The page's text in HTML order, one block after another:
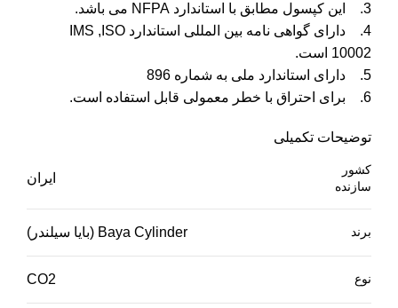
3. این کپسول مطابق با استاندارد NFPA می باشد.
4. دارای گواهی نامه بین المللی استاندارد IMS ,ISO
10002 است.
5. دارای استاندارد ملی به شماره 896
6. برای احتراق با خطر معمولی قابل استفاده است.
توضیحات تکمیلی
کشور
سازنده
ایران
برند Baya Cylinder (بایا سیلندر)
نوع CO2